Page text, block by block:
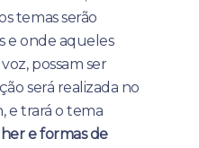
temas serão
e onde aqueles
possam ser
será realizada no
e trará o tema
e formas de